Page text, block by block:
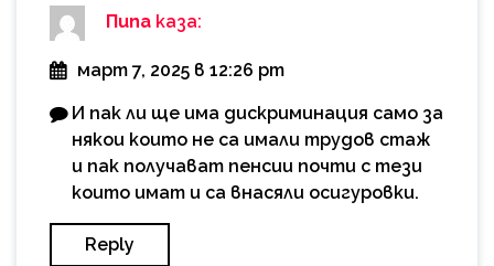
Пипа каза:
март 7, 2025 в 12:26 pm
И пак ли ще има дискриминация само за
някои които не са имали трудов стаж
и пак получават пенсии почти с тези
които имат и са внасяли осигуровки.
Reply